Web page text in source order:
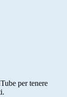
per tenere